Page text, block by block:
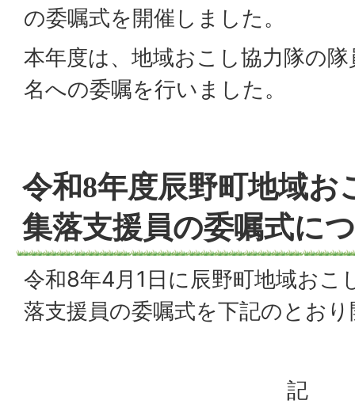
の委嘱式を開催しました。
本年度は、地域おこし協力隊の
名への委嘱を行いました。
令和8年度辰野町地域お
集落支援員の委嘱式に
令和8年4月1日に辰野町地域おこ
落支援員の委嘱式を下記のとお
記